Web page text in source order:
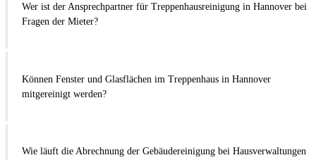
Wer ist der Ansprechpartner für Treppenhausreinigung in Hannover bei
Fragen der Mieter?
Können Fenster und Glasflächen im Treppenhaus in Hannover
mitgereinigt werden?
Wie läuft die Abrechnung der Gebäudereinigung bei Hausverwaltungen